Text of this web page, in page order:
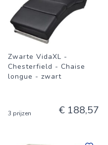
Zwarte VidaXL -
Chesterfield - Chaise
longue - zwart
3 prijzen € 188,57